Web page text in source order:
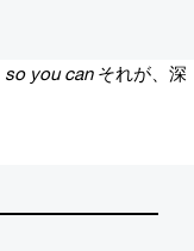
so you can それが、深